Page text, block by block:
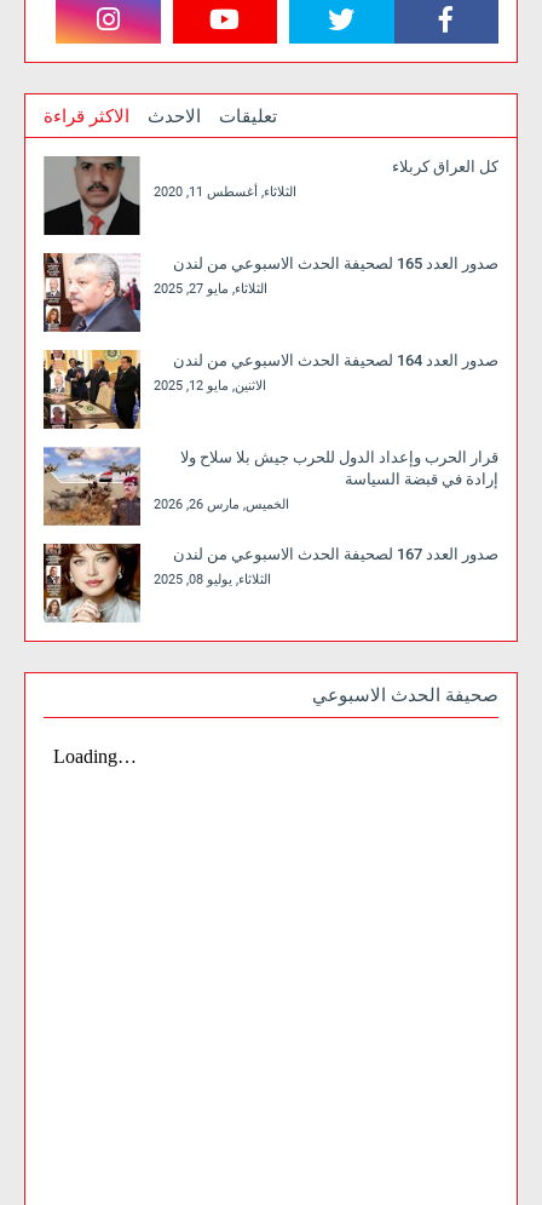
الاكثر قراءة الاحدث تعليقات
كل العراق كربلاء
الثلاثاء, أغسطس 11, 2020
صدور العدد 165 لصحيفة الحدث الاسبوعي من لندن
الثلاثاء, مايو 27, 2025
صدور العدد 164 لصحيفة الحدث الاسبوعي من لندن
الاثنين, مايو 12, 2025
قرار الحرب وإعداد الدول للحرب جيش بلا سلاح ولا
إرادة في قبضة السياسة
الخميس, مارس 26, 2026
صدور العدد 167 لصحيفة الحدث الاسبوعي من لندن
الثلاثاء, يوليو 08, 2025
صحيفة الحدث الاسبوعي